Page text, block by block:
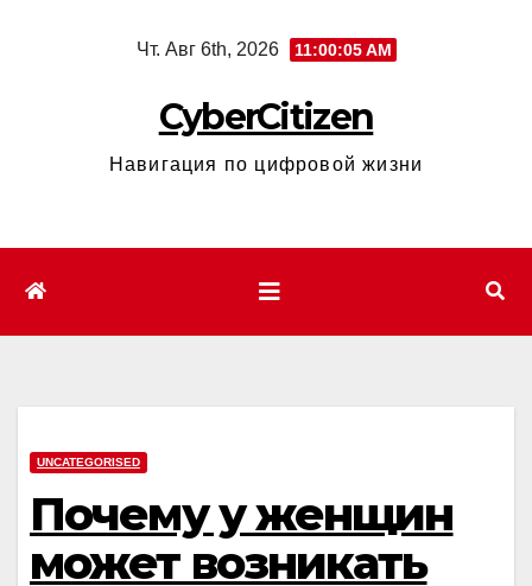
Чт. Авг 6th, 2026 11:00:06 AM
CyberCitizen
Навигация по цифровой жизни
UNCATEGORISED
Почему у женщин
может возникать